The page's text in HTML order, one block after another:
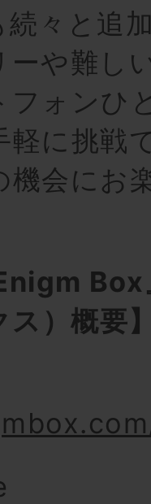
続々と追
ーや難し
フォンひ
軽に挑戦
機会にお
ス）概要